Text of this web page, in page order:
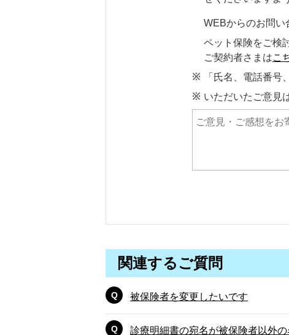
WEBからのお問い
ペット保険をご検
ご契約者さまはこ
「氏名、電話番
いただいたご意見
関連するご質問
被保険者を変更したいです
診療明細書の宛名が被保険者以外